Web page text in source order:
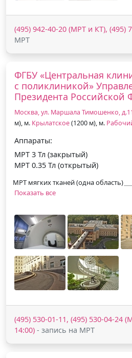
(495) 942-40-20 (МРТ и КТ), (495)
МРТ
ФГБУ «Центральная
с поликлиникой»
Президента Российской
Москва, ул. Маршала Тимошенко,
м), м. Крылатское(1200 м), м.
Аппараты:
МРТ 3 Тл (закрытый)
МРТ 0.35 Тл (открытый)
МРТ мягких тканей (одна область)
Показать все
(495) 530-01-11, (495) 530-04-24
14:00) - запись на МРТ